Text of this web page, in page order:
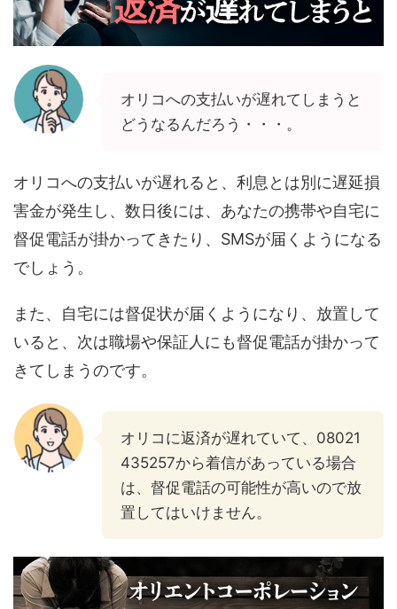
オリコへの支払いが遅れてしまうと
どうなるんだろう・・・。
オリコへの支払いが遅れると、利息とは別に遅延損
害金が発生し、数日後には、あなたの携帯や自宅に
督促電話が掛かってきたり、SMSが届くようになる
でしょう。
また、自宅には督促状が届くようになり、放置して
いると、次は職場や保証人にも督促電話が掛かって
きてしまうのです。
オリコに返済が遅れていて、08021
435257から着信があっている場合
は、督促電話の可能性が高いので放
置してはいけません。